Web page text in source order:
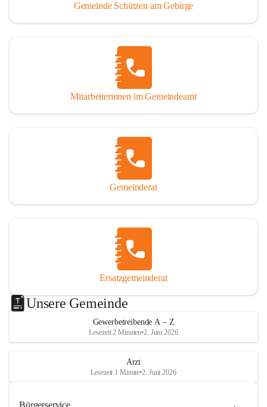
Gemeinde Schützen am Gebirge
Mitarbeiterinnen im Gemeindeamt
Gemeinderat
Ersatzgemeinderat
Unsere Gemeinde
Gewerbetreibende A – Z
Lesezeit 2 Minuten•2. Juni 2026
Arzt
Lesezeit 1 Minute•2. Juni 2026
Bürgerservice